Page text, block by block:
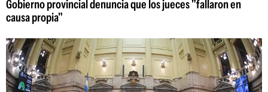
Gobierno provincial denuncia que los jueces "fallaron en
causa propia"